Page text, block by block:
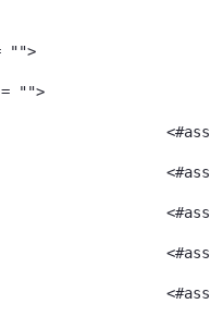
"">
"">